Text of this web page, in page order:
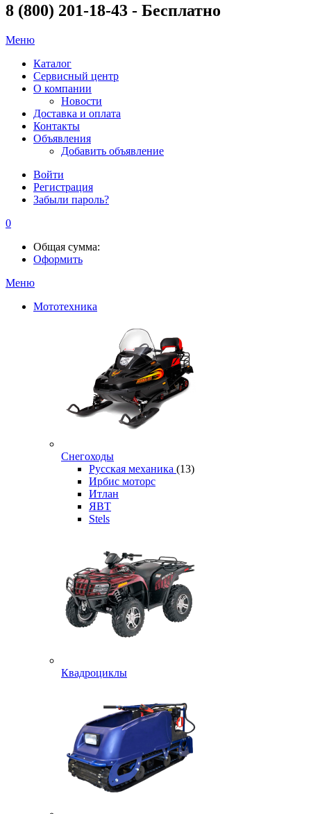
8 (800) 201-18-43 - Бесплатно
Меню
Каталог
Сервисный центр
О компании
Новости
Доставка и оплата
Контакты
Объявления
Добавить объявление
Войти
Регистрация
Забыли пароль?
0
Общая сумма:
Оформить
Меню
Мототехника
Снегоходы
Русская механика (13)
Ирбис моторс
Итлан
ЯВТ
Stels
Квадроциклы